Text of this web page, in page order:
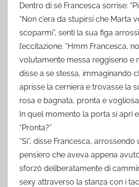
Dentro di sé Francesca sorrise:
“Non c’era da stupirsi che Marta
scoparmi”, sentì la sua figa
l’eccitazione. “Hmm Francesca,
volutamente messa reggiseno e
disse a se stessa, immaginando
aprisse la cerniera e trovasse la
rosa e bagnata, pronta e
In quel momento la porta si aprì
“Pronta?”
“Sì”, disse Francesca, arrossendo
pensiero che aveva appena
sforzò deliberatamente di
sexy attraverso la stanza con i